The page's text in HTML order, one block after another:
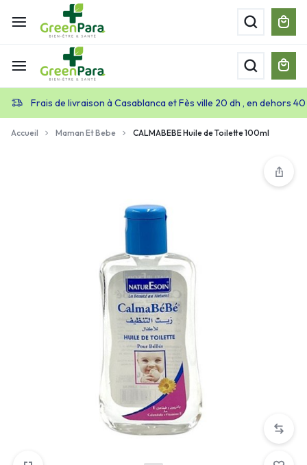
Frais de livraison à Casablanca et Fès ville 20 dh , en dehors
Accueil Maman Et Bebe CALMABEBE Huile de Toilette 100ml